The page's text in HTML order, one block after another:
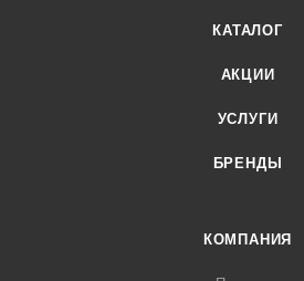
КАТАЛОГ
АКЦИИ
УСЛУГИ
БРЕНДЫ
КОМПАНИЯ